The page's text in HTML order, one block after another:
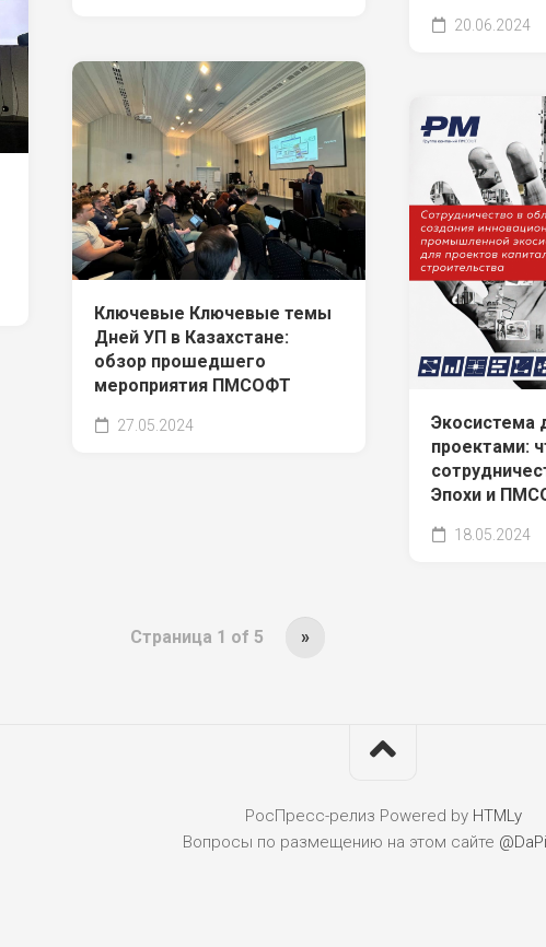
20.06.2024
Ключевые Ключевые темы
Дней УП в Казахстане:
обзор прошедшего
мероприятия ПМСОФТ
27.05.2024
Экосистема
проектами:
Эпохи и
18.05.2024
Страница 1 of 5 »
РосПресс-релиз Powered by HTMLy
Вопросы по размещению на этом сайте